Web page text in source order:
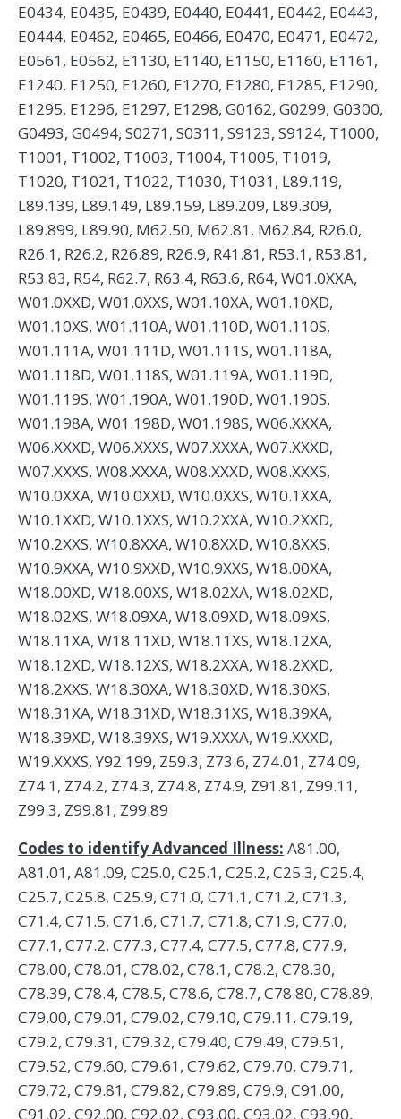
E0434, E0435, E0439, E0440, E0441, E0442, E0443,
E0444, E0462, E0465, E0466, E0470, E0471, E0472,
E0561, E0562, E1130, E1140, E1150, E1160, E1161,
E1240, E1250, E1260, E1270, E1280, E1285, E1290,
E1295, E1296, E1297, E1298, G0162, G0299, G0300,
G0493, G0494, S0271, S0311, S9123, S9124, T1000,
T1001, T1002, T1003, T1004, T1005, T1019,
T1020, T1021, T1022, T1030, T1031, L89.119,
L89.139, L89.149, L89.159, L89.209, L89.309,
L89.899, L89.90, M62.50, M62.81, M62.84, R26.0,
R26.1, R26.2, R26.89, R26.9, R41.81, R53.1, R53.81,
R53.83, R54, R62.7, R63.4, R63.6, R64, W01.0XXA,
W01.0XXD, W01.0XXS, W01.10XA, W01.10XD,
W01.10XS, W01.110A, W01.110D, W01.110S,
W01.111A, W01.111D, W01.111S, W01.118A,
W01.118D, W01.118S, W01.119A, W01.119D,
W01.119S, W01.190A, W01.190D, W01.190S,
W01.198A, W01.198D, W01.198S, W06.XXXA,
W06.XXXD, W06.XXXS, W07.XXXA, W07.XXXD,
W07.XXXS, W08.XXXA, W08.XXXD, W08.XXXS,
W10.0XXA, W10.0XXD, W10.0XXS, W10.1XXA,
W10.1XXD, W10.1XXS, W10.2XXA, W10.2XXD,
W10.2XXS, W10.8XXA, W10.8XXD, W10.8XXS,
W10.9XXA, W10.9XXD, W10.9XXS, W18.00XA,
W18.00XD, W18.00XS, W18.02XA, W18.02XD,
W18.02XS, W18.09XA, W18.09XD, W18.09XS,
W18.11XA, W18.11XD, W18.11XS, W18.12XA,
W18.12XD, W18.12XS, W18.2XXA, W18.2XXD,
W18.2XXS, W18.30XA, W18.30XD, W18.30XS,
W18.31XA, W18.31XD, W18.31XS, W18.39XA,
W18.39XD, W18.39XS, W19.XXXA, W19.XXXD,
W19.XXXS, Y92.199, Z59.3, Z73.6, Z74.01, Z74.09,
Z74.1, Z74.2, Z74.3, Z74.8, Z74.9, Z91.81, Z99.11,
Z99.3, Z99.81, Z99.89
Codes to identify Advanced Illness: A81.00,
A81.01, A81.09, C25.0, C25.1, C25.2, C25.3, C25.4,
C25.7, C25.8, C25.9, C71.0, C71.1, C71.2, C71.3,
C71.4, C71.5, C71.6, C71.7, C71.8, C71.9, C77.0,
C77.1, C77.2, C77.3, C77.4, C77.5, C77.8, C77.9,
C78.00, C78.01, C78.02, C78.1, C78.2, C78.30,
C78.39, C78.4, C78.5, C78.6, C78.7, C78.80, C78.89,
C79.00, C79.01, C79.02, C79.10, C79.11, C79.19,
C79.2, C79.31, C79.32, C79.40, C79.49, C79.51,
C79.52, C79.60, C79.61, C79.62, C79.70, C79.71,
C79.72, C79.81, C79.82, C79.89, C79.9, C91.00,
C91.02, C92.00, C92.02, C93.00, C93.02, C93.90,